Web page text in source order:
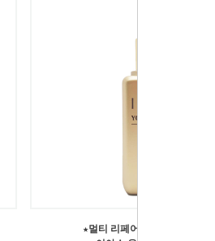
★멀티 리페어 고농축 발효 앰플★